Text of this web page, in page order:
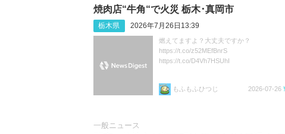
焼肉店“牛角“で火災 栃木･真岡市
栃木県 2026年7月26日13:39
燃えてますよ？大丈夫ですか？
https://t.co/z52MEfBnrS
https://t.co/D4Vh7HSUhI
もふもふひつじ 2026-07-26
一般ニュース